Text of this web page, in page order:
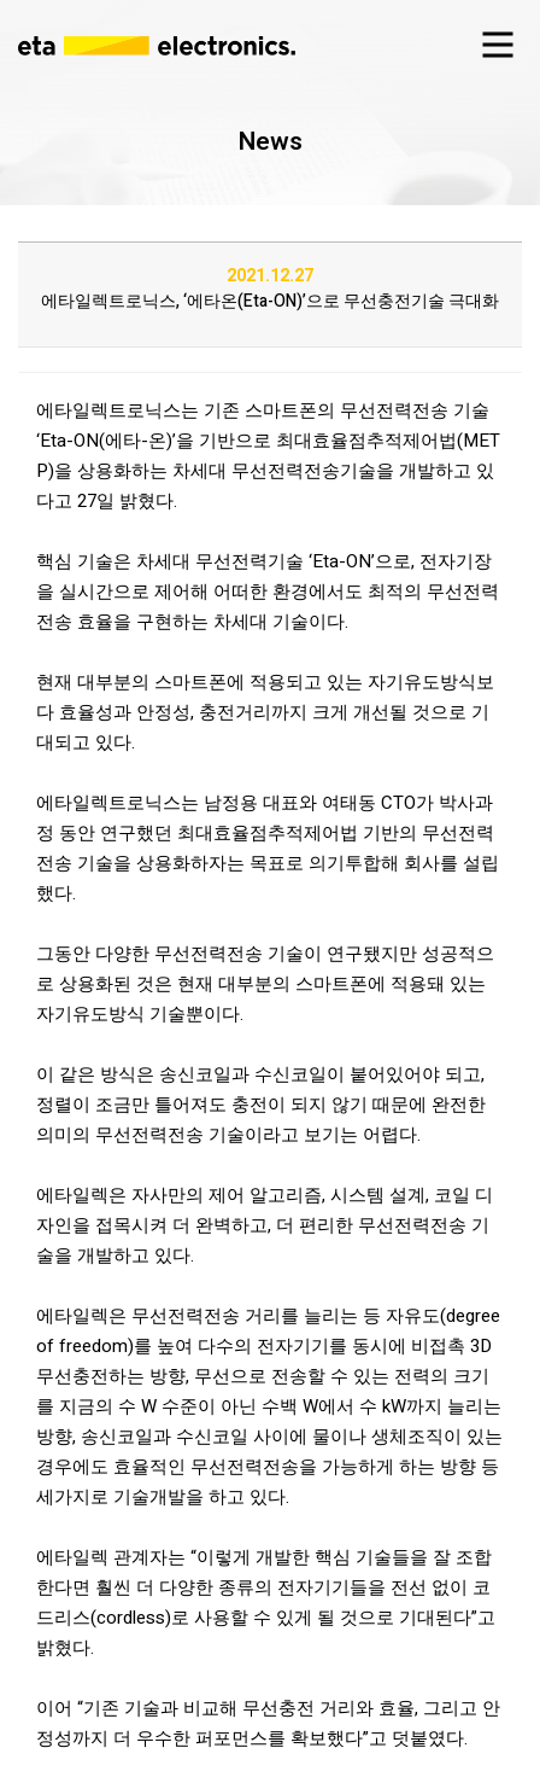
News
2021.12.27
에타일렉트로닉스, ‘에타온(Eta-ON)’으로 무선충전기술 극대화
에타일렉트로닉스는 기존 스마트폰의 무선전력전송 기술
‘Eta-ON(에타-온)’을 기반으로 최대효율점추적제어법(MET
P)을 상용화하는 차세대 무선전력전송기술을 개발하고 있
다고 27일 밝혔다.
핵심 기술은 차세대 무선전력기술 ‘Eta-ON’으로, 전자기장
을 실시간으로 제어해 어떠한 환경에서도 최적의 무선전력
전송 효율을 구현하는 차세대 기술이다.
현재 대부분의 스마트폰에 적용되고 있는 자기유도방식보
다 효율성과 안정성, 충전거리까지 크게 개선될 것으로 기
대되고 있다.
에타일렉트로닉스는 남정용 대표와 여태동 CTO가 박사과
정 동안 연구했던 최대효율점추적제어법 기반의 무선전력
전송 기술을 상용화하자는 목표로 의기투합해 회사를 설립
했다.
그동안 다양한 무선전력전송 기술이 연구됐지만 성공적으
로 상용화된 것은 현재 대부분의 스마트폰에 적용돼 있는
자기유도방식 기술뿐이다.
이 같은 방식은 송신코일과 수신코일이 붙어있어야 되고,
정렬이 조금만 틀어져도 충전이 되지 않기 때문에 완전한
의미의 무선전력전송 기술이라고 보기는 어렵다.
에타일렉은 자사만의 제어 알고리즘, 시스템 설계, 코일 디
자인을 접목시켜 더 완벽하고, 더 편리한 무선전력전송 기
술을 개발하고 있다.
에타일렉은 무선전력전송 거리를 늘리는 등 자유도(degree
of freedom)를 높여 다수의 전자기기를 동시에 비접촉 3D
무선충전하는 방향, 무선으로 전송할 수 있는 전력의 크기
를 지금의 수 W 수준이 아닌 수백 W에서 수 kW까지 늘리는
방향, 송신코일과 수신코일 사이에 물이나 생체조직이 있는
경우에도 효율적인 무선전력전송을 가능하게 하는 방향 등
세가지로 기술개발을 하고 있다.
에타일렉 관계자는 “이렇게 개발한 핵심 기술들을 잘 조합
한다면 훨씬 더 다양한 종류의 전자기기들을 전선 없이 코
드리스(cordless)로 사용할 수 있게 될 것으로 기대된다”고
밝혔다.
이어 “기존 기술과 비교해 무선충전 거리와 효율, 그리고 안
정성까지 더 우수한 퍼포먼스를 확보했다”고 덧붙였다.